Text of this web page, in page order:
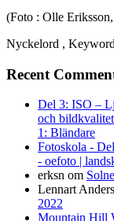
(Foto : Olle
Nyckelord ,
Recent
Del 3: ISO –
och
1: Bländare
Fotoskola -
- oefoto |
erksn om
Lennart
2022
Mountain Hill